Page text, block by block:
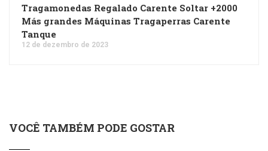
Tragamonedas Regalado Carente Soltar +2000
Más grandes Máquinas Tragaperras Carente
Tanque
12 de dezembro de 2023
VOCÊ TAMBÉM PODE GOSTAR